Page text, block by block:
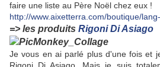
faire une liste au Père Noël chez eux !
http://www.aixetterra.com/boutique/
=> les produits Rigoni Di Asiago
Je vous en ai parlé plus d'une fois et